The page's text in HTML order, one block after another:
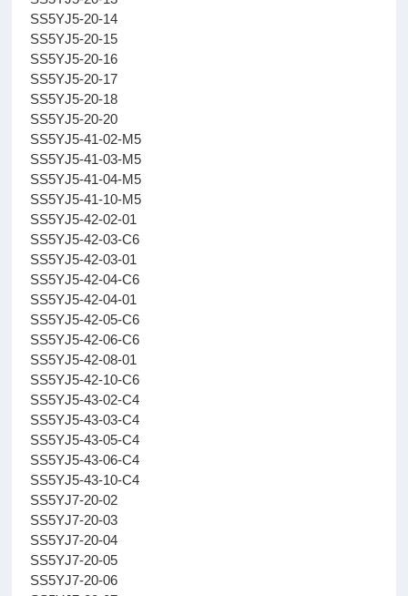
SS5YJ5-20-14
SS5YJ5-20-15
SS5YJ5-20-16
SS5YJ5-20-17
SS5YJ5-20-18
SS5YJ5-20-20
SS5YJ5-41-02-M5
SS5YJ5-41-03-M5
SS5YJ5-41-04-M5
SS5YJ5-41-10-M5
SS5YJ5-42-02-01
SS5YJ5-42-03-C6
SS5YJ5-42-03-01
SS5YJ5-42-04-C6
SS5YJ5-42-04-01
SS5YJ5-42-05-C6
SS5YJ5-42-06-C6
SS5YJ5-42-08-01
SS5YJ5-42-10-C6
SS5YJ5-43-02-C4
SS5YJ5-43-03-C4
SS5YJ5-43-05-C4
SS5YJ5-43-06-C4
SS5YJ5-43-10-C4
SS5YJ7-20-02
SS5YJ7-20-03
SS5YJ7-20-04
SS5YJ7-20-05
SS5YJ7-20-06